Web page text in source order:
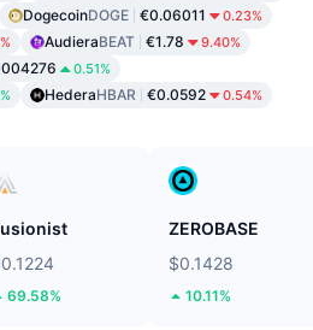
DogecoinDOGE €0.06011 0.23%
AudieraBEAT €1.78 9.40%
0.51%
HederaHBAR €0.0592 0.54%
69.58%
ZEROBASE
$0.1428
10.11%